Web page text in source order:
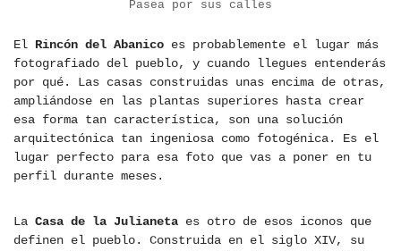
Pasea por sus calles
El Rincón del Abanico es probablemente el lugar más
fotografiado del pueblo, y cuando llegues entenderás
por qué. Las casas construidas unas encima de otras,
ampliándose en las plantas superiores hasta crear
esa forma tan característica, son una solución
arquitectónica tan ingeniosa como fotogénica. Es el
lugar perfecto para esa foto que vas a poner en tu
perfil durante meses.
La Casa de la Julianeta es otro de esos iconos que
definen el pueblo. Construida en el siglo XIV, su